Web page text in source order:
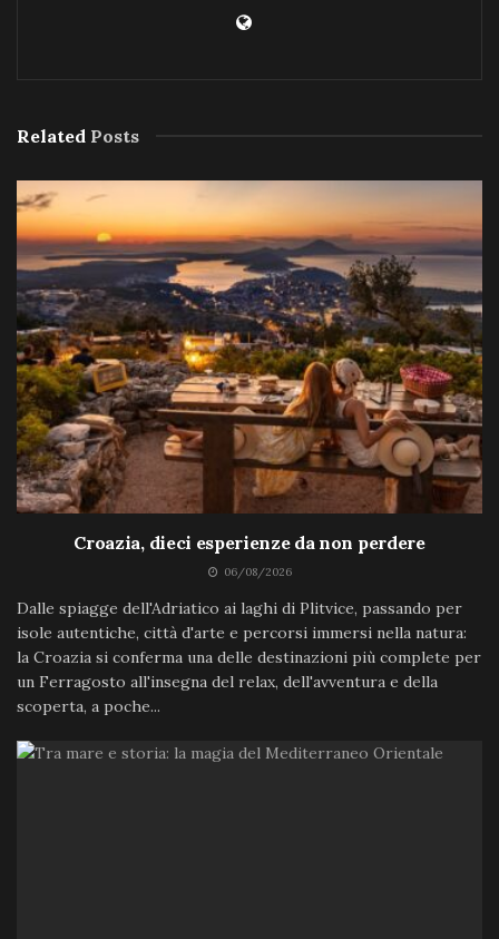
Related Posts
Croazia, dieci esperienze da non perdere
06/08/2026
Dalle spiagge dell'Adriatico ai laghi di Plitvice, passando per
isole autentiche, città d'arte e percorsi immersi nella natura:
la Croazia si conferma una delle destinazioni più complete per
un Ferragosto all'insegna del relax, dell'avventura e della
scoperta, a poche...